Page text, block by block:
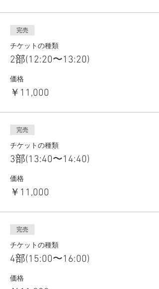
完売
チケットの種類
2部(12:20〜13:20)
価格
￥11,000
完売
チケットの種類
3部(13:40〜14:40)
価格
￥11,000
完売
チケットの種類
4部(15:00〜16:00)
価格